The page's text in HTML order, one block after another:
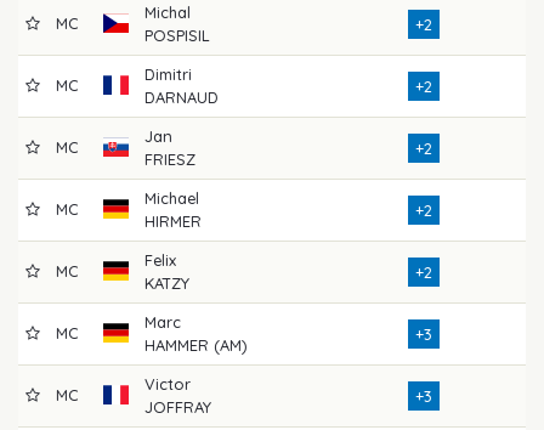
MC
Michal
POSPISIL
+2
MC
Dimitri
DARNAUD
+2
MC
Jan
FRIESZ
+2
MC
Michael
HIRMER
+2
MC
Felix
KATZY
+2
MC
Marc
HAMMER (AM)
+3
MC
Victor
JOFFRAY
+3